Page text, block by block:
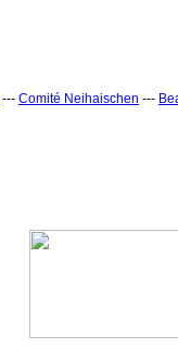
--- Comité Neihaischen ---